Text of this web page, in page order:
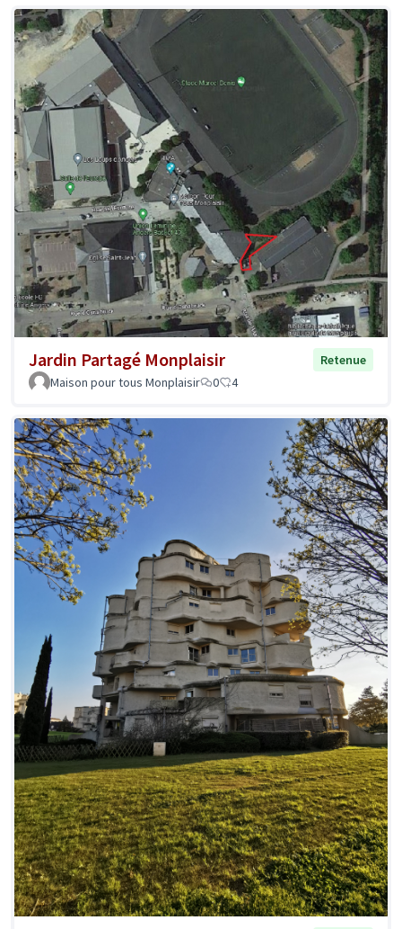
Jardin Partagé Monplaisir
Retenue
Maison pour tous Monplaisir
0 4